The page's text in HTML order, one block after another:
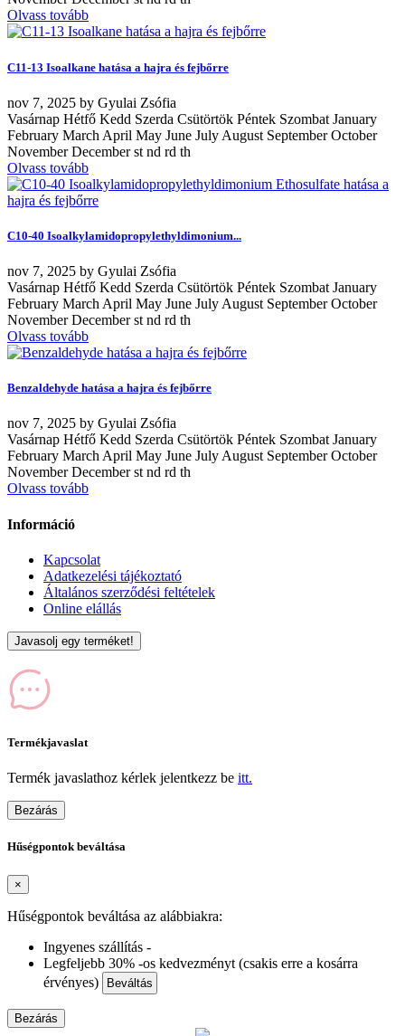
Olvass tovább
C11-13 Isoalkane hatása a hajra és fejbőrre
nov 7, 2025 by Gyulai Zsófia
Vasárnap Hétfő Kedd Szerda Csütörtök Péntek Szombat January
February March April May June July August September October
November December st nd rd th
Olvass tovább
C10-40 Isoalkylamidopropylethyldimonium...
nov 7, 2025 by Gyulai Zsófia
Vasárnap Hétfő Kedd Szerda Csütörtök Péntek Szombat January
February March April May June July August September October
November December st nd rd th
Olvass tovább
Benzaldehyde hatása a hajra és fejbőrre
nov 7, 2025 by Gyulai Zsófia
Vasárnap Hétfő Kedd Szerda Csütörtök Péntek Szombat January
February March April May June July August September October
November December st nd rd th
Olvass tovább
Információ
Kapcsolat
Adatkezelési tájékoztató
Általános szerződési feltételek
Online elállás
Javasolj egy terméket!
Termékjavaslat
Termék javaslathoz kérlek jelentkezz be itt.
Bezárás
Hűségpontok beváltása
×
Hűségpontok beváltása az alábbiakra:
Ingyenes szállítás -
Legfeljebb 30% -os kedvezményt (csakis erre a kosárra
érvényes)
Beváltás
Bezárás